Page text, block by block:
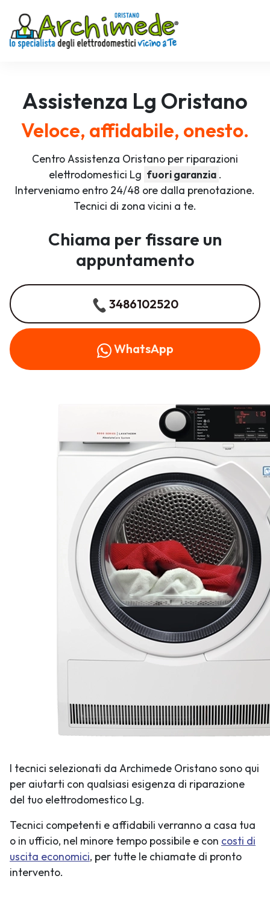
Assistenza Lg Oristano
Veloce, affidabile, onesto.
Centro Assistenza Oristano per riparazioni
elettrodomestici Lg fuori garanzia .
Interveniamo entro 24/48 ore dalla prenotazione.
Tecnici di zona vicini a te.
Chiama per fissare un
appuntamento
3486102520
WhatsApp
I tecnici selezionati da Archimede Oristano sono qui
per aiutarti con qualsiasi esigenza di riparazione
del tuo elettrodomestico Lg.
Tecnici competenti e affidabili verranno a casa tua
o in ufficio, nel minore tempo possibile e con costi di
uscita economici, per tutte le chiamate di pronto
intervento.